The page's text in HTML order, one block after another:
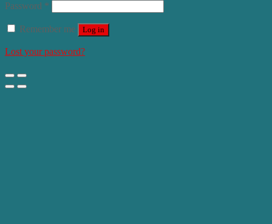
Password *
Remember me Log in
Lost your password?